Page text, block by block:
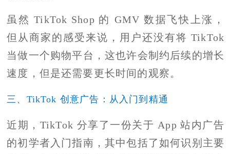
虽然 TikTok Shop 的 GMV 数据飞快上涨，
但从商家的感受来说，用户还没有将 TikTok
当做一个购物平台，这也许会制约后续的增长
速度，但是还需要更长时间的观察。
三、TikTok 创意广告：从入门到精通
近期，TikTok 分享了一份关于 App 站内广告
的初学者入门指南，其中包括了如何识别主要